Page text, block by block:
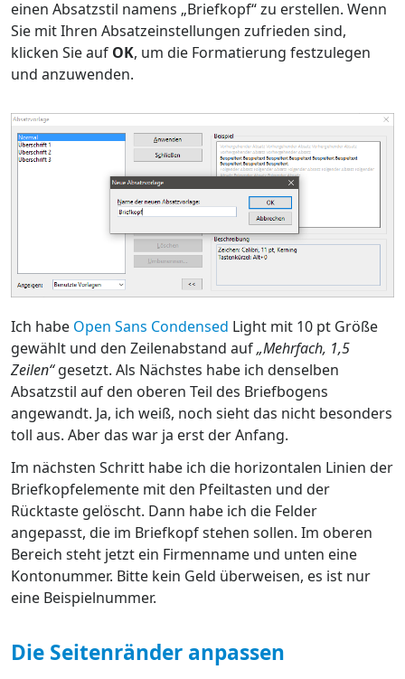
einen Absatzstil namens „Briefkopf“ zu erstellen. Wenn
Sie mit Ihren Absatzeinstellungen zufrieden sind,
klicken Sie auf OK, um die Formatierung festzulegen
und anzuwenden.
Ich habe Open Sans Condensed Light mit 10 pt Größe
gewählt und den Zeilenabstand auf„Mehrfach, 1,5
Zeilen“gesetzt. Als Nächstes habe ich denselben
Absatzstil auf den oberen Teil des Briefbogens
angewandt. Ja, ich weiß, noch sieht das nicht besonders
toll aus. Aber das war ja erst der Anfang.
Im nächsten Schritt habe ich die horizontalen Linien der
Briefkopfelemente mit den Pfeiltasten und der
Rücktaste gelöscht. Dann habe ich die Felder
angepasst, die im Briefkopf stehen sollen. Im oberen
Bereich steht jetzt ein Firmenname und unten eine
Kontonummer. Bitte kein Geld überweisen, es ist nur
eine Beispielnummer.
Die Seitenränder anpassen